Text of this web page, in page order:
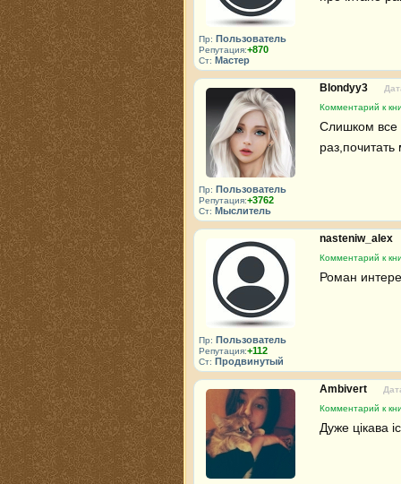
Пр: Пользователь
Репутация:+870
Ст: Мастер
Пр: Пользователь
Репутация:+3762
Ст: Мыслитель
Blondyy3
Комментарий к
Слишком все
Пр: Пользователь
Репутация:+112
Ст: Продвинутый
nasteniw_alex
Комментарий к
Роман
Ambivert
Комментарий к
Дуже цікава